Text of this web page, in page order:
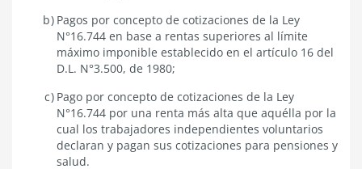
Pagos por concepto de cotizaciones de la Ley
N°16.744 en base a rentas superiores al límite
máximo imponible establecido en el artículo 16 del
D.L. N°3.500, de 1980;
Pago por concepto de cotizaciones de la Ley
N°16.744 por una renta más alta que aquélla por la
cual los trabajadores independientes voluntarios
declaran y pagan sus cotizaciones para pensiones y
salud.